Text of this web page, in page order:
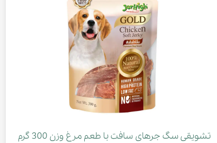
تشویقی سگ جرهای سافت با طعم مرغ وزن 300 گرم